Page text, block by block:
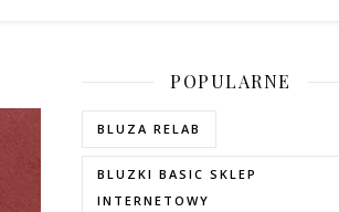
POPULARNE
BLUZA RELAB
BLUZKI BASIC SKLEP
INTERNETOWY